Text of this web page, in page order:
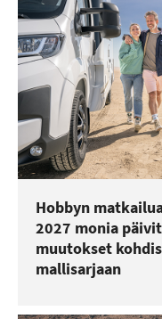
Hobbyn
2027 monia
muutokset
mallisarjaan